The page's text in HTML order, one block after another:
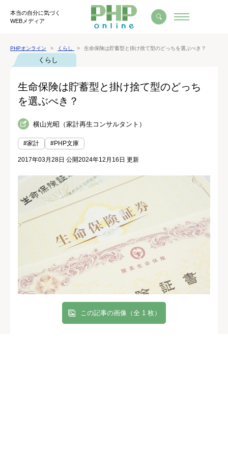
本当の自分に気づく
WEBメディア
PHPオンライン くらし 生命保険は貯蓄型と掛け捨て型のどっちを選ぶべき？
くらし
生命保険は貯蓄型と掛け捨て型のどっち
を選ぶべき？
横山光昭（家計再生コンサルタント）
#家計 #PHP文庫
2017年03月28日 公開2024年12月16日 更新
この記事の画像（全 1 枚）